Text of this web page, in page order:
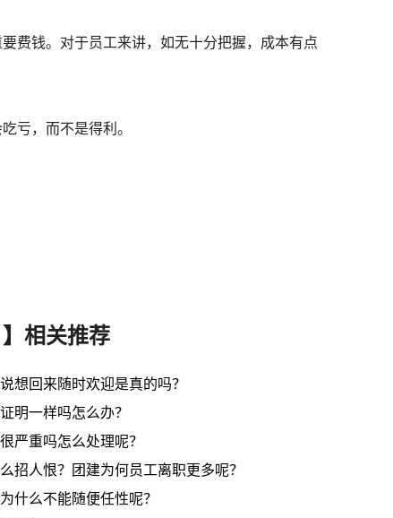
费钱。对于员工来讲，如无十分把握，成本有点
亏，而不是得利。
相关推荐
想回来随时欢迎是真的吗？
明一样吗怎么办？
严重吗怎么处理呢？
招人恨？团建为何员工离职更多呢？
什么不能随便任性呢？